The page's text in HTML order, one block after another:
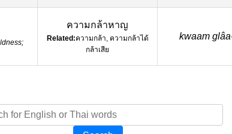
ความกล้าหาญ
Related:ความกล้า, ความกล้าได้
กล้าเสีย
kwaam